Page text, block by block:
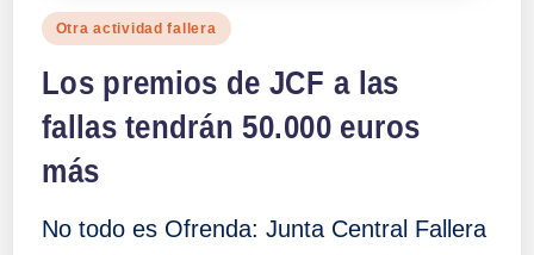
Publicado
Otra actividad fallera
Los premios de JCF a las
fallas tendrán 50.000 euros
más
No todo es Ofrenda: Junta Central Fallera